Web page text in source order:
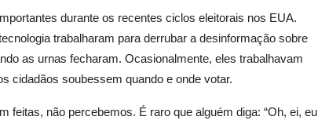
durante os recentes ciclos eleitorais nos EUA.
trabalharam para derrubar a desinformação sobre
as urnas fecharam. Ocasionalmente, eles trabalhavam
cidadãos soubessem quando e onde votar.
feitas, não percebemos. É raro que alguém diga: “Oh, ei, eu